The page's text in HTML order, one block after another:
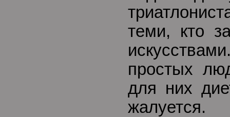
теми, кто
простых
для них
жалуется.